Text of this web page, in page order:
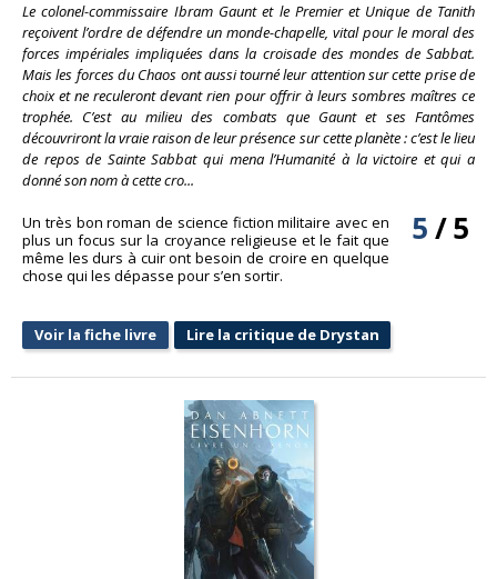
Le colonel-commissaire Ibram Gaunt et le Premier et Unique de Tanith
reçoivent l’ordre de défendre un monde-chapelle, vital pour le moral des
forces impériales impliquées dans la croisade des mondes de Sabbat.
Mais les forces du Chaos ont aussi tourné leur attention sur cette prise de
choix et ne reculeront devant rien pour offrir à leurs sombres maîtres ce
trophée. C’est au milieu des combats que Gaunt et ses Fantômes
découvriront la vraie raison de leur présence sur cette planète : c’est le lieu
de repos de Sainte Sabbat qui mena l’Humanité à la victoire et qui a
donné son nom à cette cro...
5/5
Un très bon roman de science fiction militaire avec en
plus un focus sur la croyance religieuse et le fait que
même les durs à cuir ont besoin de croire en quelque
chose qui les dépasse pour s’en sortir.
Voir la fiche livre Lire la critique de Drystan